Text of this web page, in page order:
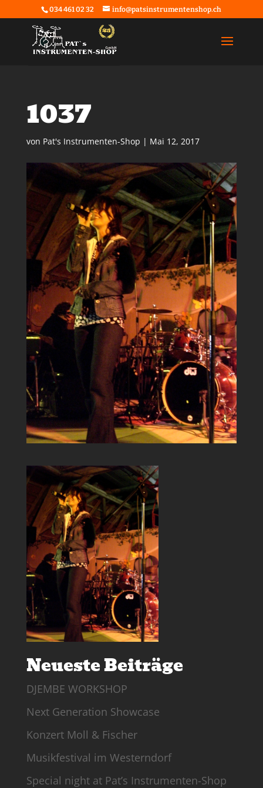
034 461 02 32 info@patsinstrumentenshop.ch
1037
von Pat's Instrumenten-Shop | Mai 12, 2017
Neueste Beiträge
DJEMBE WORKSHOP
Next Generation Showcase
Konzert Moll & Fischer
Musikfestival im Westerndorf
Special night at Pat’s Instrumenten-Shop